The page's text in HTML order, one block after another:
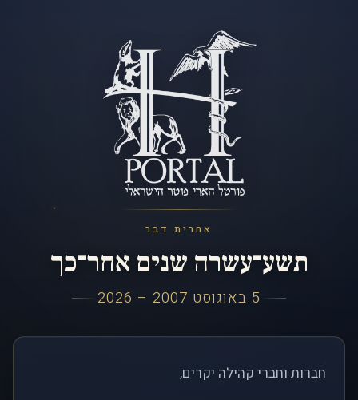
אחרית דבר
תשע־עשרה שנים אחר־כך
5 באוגוסט 2007 – 2026
חברות וחברי קהילה יקרים,